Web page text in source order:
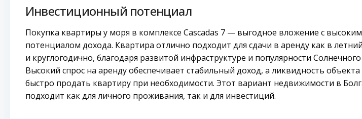
Инвестиционный потенциал
Покупка квартиры у моря в комплексе Cascadas 7 — выгодное вложение с высоким
потенциалом дохода. Квартира отлично подходит для сдачи в аренду как в
и круглогодично, благодаря развитой инфраструктуре и популярности Солнечного
Высокий спрос на аренду обеспечивает стабильный доход, а ликвидность объекта
быстро продать квартиру при необходимости. Этот вариант недвижимости в
подходит как для личного проживания, так и для инвестиций.